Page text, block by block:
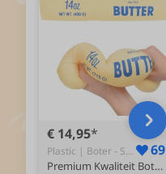
€ 14,95
Plastic | Boter - Squishy 69
Premium Kwaliteit Boter Squishy / Butter Stressbal | Anti Stress Speelgoed | Tik-Tok Fidget | Slowrising - Boter